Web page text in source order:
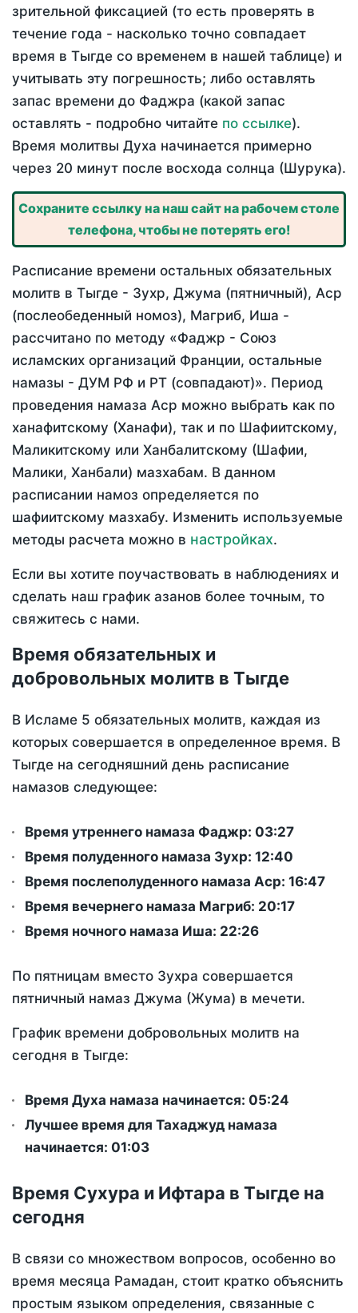
зрительной фиксацией (то есть проверять в
течение года - насколько точно совпадает
время в Тыгде со временем в нашей таблице) и
учитывать эту погрешность; либо оставлять
запас времени до Фаджра (какой запас
оставлять - подробно читайте по ссылке).
Время молитвы Духа начинается примерно
через 20 минут после восхода солнца (Шурука).
Сохраните ссылку на наш сайт на рабочем столе
телефона, чтобы не потерять его!
Расписание времени остальных обязательных
молитв в Тыгде - Зухр, Джума (пятничный), Аср
(послеобеденный номоз), Магриб, Иша -
рассчитано по методу «Фаджр - Союз
исламских организаций Франции, остальные
намазы - ДУМ РФ и РТ (совпадают)». Период
проведения намаза Аср можно выбрать как по
ханафитскому (Ханафи), так и по Шафиитскому,
Маликитскому или Ханбалитскому (Шафии,
Малики, Ханбали) мазхабам. В данном
расписании намоз определяется по
шафиитскому мазхабу. Изменить используемые
методы расчета можно в настройках.
Если вы хотите поучаствовать в наблюдениях и
сделать наш график азанов более точным, то
свяжитесь с нами.
Время обязательных и
добровольных молитв в Тыгде
В Исламе 5 обязательных молитв, каждая из
которых совершается в определенное время. В
Тыгде на сегодняшний день расписание
намазов следующее:
Время утреннего намаза Фаджр: 03:27
Время полуденного намаза Зухр: 12:40
Время послеполуденного намаза Аср: 16:47
Время вечернего намаза Магриб: 20:17
Время ночного намаза Иша: 22:26
По пятницам вместо Зухра совершается
пятничный намаз Джума (Жума) в мечети.
График времени добровольных молитв на
сегодня в Тыгде:
Время Духа намаза начинается: 05:24
Лучшее время для Тахаджуд намаза
начинается: 01:03
Время Сухура и Ифтара в Тыгде на
сегодня
В связи со множеством вопросов, особенно во
время месяца Рамадан, стоит кратко объяснить
простым языком определения, связанные с